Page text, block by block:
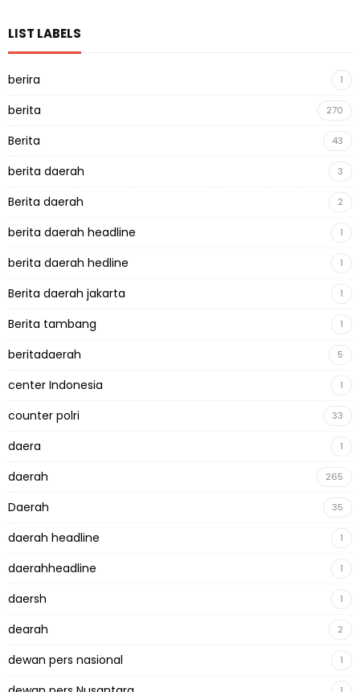
LIST LABELS
berira 1
berita 270
Berita 43
berita daerah 3
Berita daerah 2
berita daerah headline 1
berita daerah hedline 1
Berita daerah jakarta 1
Berita tambang 1
beritadaerah 5
center Indonesia 1
counter polri 33
daera 1
daerah 265
Daerah 35
daerah headline 1
daerahheadline 1
daersh 1
dearah 2
dewan pers nasional 1